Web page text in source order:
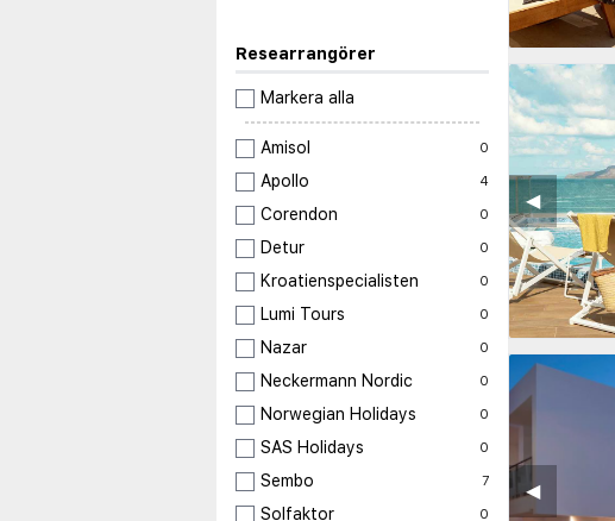
Researrangörer
Markera alla
Amisol 0
Apollo 4
Corendon 0
Detur 0
Kroatienspecialisten 0
Lumi Tours 0
Nazar 0
Neckermann Nordic 0
Norwegian Holidays 0
SAS Holidays 0
Sembo 7
Solfaktor 0
◀︎
◀︎